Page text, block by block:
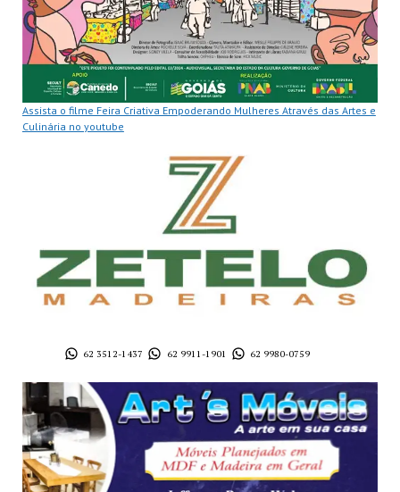
Assista o filme Feira Criativa Empoderando Mulheres Através das Artes e
Culinária no youtube
62 3512-1437 62 9911-1901 62 9980-0759